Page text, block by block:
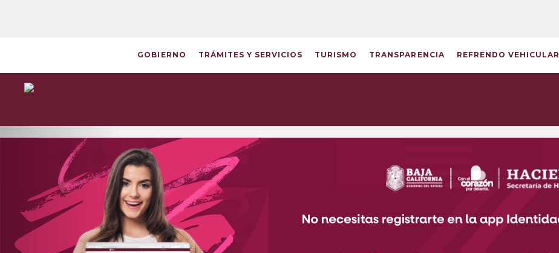
GOBIERNO TRÁMITES Y SERVICIOS TURISMO TRANSPARENCIA REFRENDO VEHICULAR